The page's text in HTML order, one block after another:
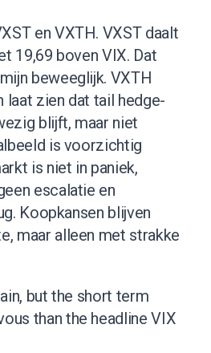
en VXTH. VXST daalt
19,69 boven VIX. Dat
beweeglijk. VXTH
laat zien dat tail hedge-
blijft, maar niet
is voorzichtig
is niet in paniek,
escalatie en
Koopkansen blijven
maar alleen met strakke
but the short term
than the headline VIX